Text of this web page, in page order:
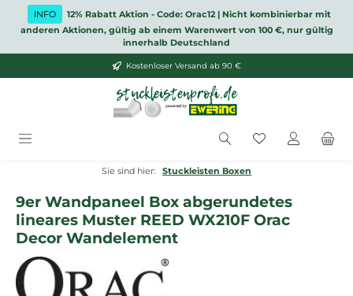
Zum Hauptinhalt springen
INFO
12% Rabatt Aktion - Code: Orac12 | Nicht kombinierbar mit
anderen Aktionen, gültig ab einem Warenwert von 100 €, nur gültig
innerhalb Deutschland
Kostenloser Versand ab 90 €
Du hast 0
Sie sind hier: Stuckleisten Boxen
9er Wandpaneel Box abgerundetes
lineares Muster REED WX210F Orac
Decor Wandelement